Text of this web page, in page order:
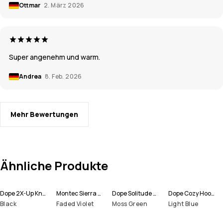
Ottmar 2. März 2026
Super angenehm und warm.
Andrea 8. Feb. 2026
Mehr Bewertungen
Ähnliche Produkte
Dope 2X-Up Knitted Schlauchtuch
Black
Montec Sierra Schlauchtuch
Faded Violet
Dope Solitude Mütze
Moss Green
Dope Cozy Hood II Schlauchtuch
Light Blue